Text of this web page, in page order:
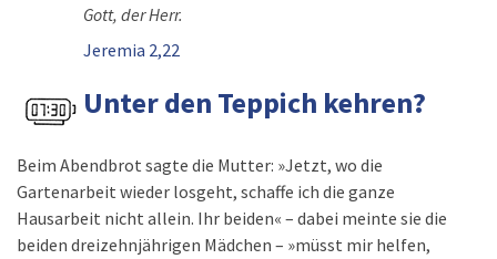
Gott, der Herr.
Jeremia 2,22
Unter den Teppich kehren?
Beim Abendbrot sagte die Mutter: »Jetzt, wo die
Gartenarbeit wieder losgeht, schaffe ich die ganze
Hausarbeit nicht allein. Ihr beiden« – dabei meinte sie die
beiden dreizehnjährigen Mädchen – »müsst mir helfen,